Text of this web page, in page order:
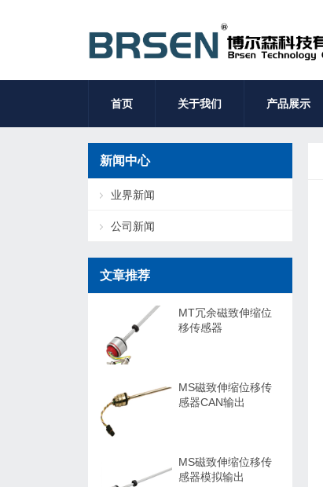
首页 关于我们 产品展示
新闻中心
业界新闻
公司新闻
文章推荐
MT冗余磁致伸缩位
移传感器
MS磁致伸缩位移传
感器CAN输出
MS磁致伸缩位移传
感器模拟输出